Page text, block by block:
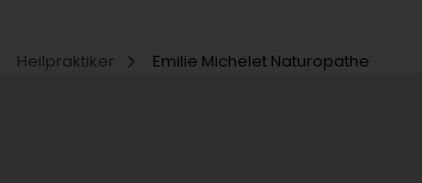
Heilpraktiker Emilie Michelet Naturopathe